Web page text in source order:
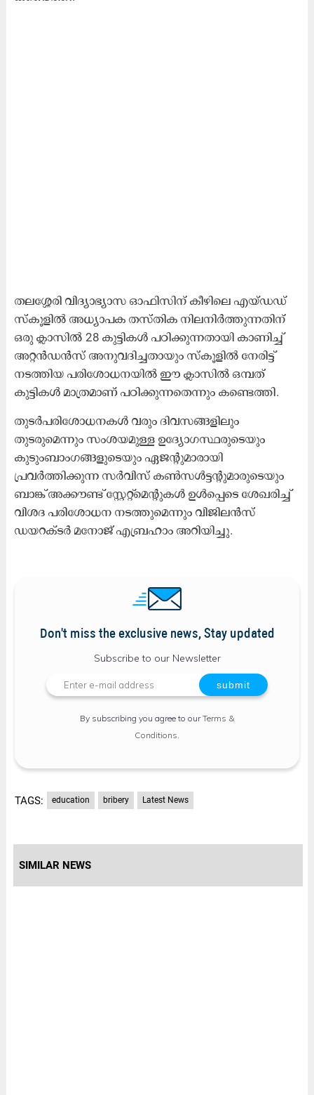
തലശ്ശേരി വിദ്യാഭ്യാസ ഓഫിസിന് കീഴിലെ എയ്ഡഡ്
സ്കൂളിൽ അധ്യാപക തസ്തിക നിലനിർത്തുന്നതിന്
ഒരു ക്ലാസിൽ 28 കുട്ടികൾ പഠിക്കുന്നതായി കാണിച്ച്
അറ്റൻഡൻസ് അനുവദിച്ചതായും സ്കൂളിൽ നേരിട്ട്
നടത്തിയ പരിശോധനയിൽ ഈ ക്ലാസിൽ ഒമ്പത്
കുട്ടികൾ മാത്രമാണ് പഠിക്കുന്നതെന്നും കണ്ടെത്തി.
തുടർപരിശോധനകൾ വരും ദിവസങ്ങളിലും
തുടരുമെന്നും സംശയമുള്ള ഉദ്യോഗസ്ഥരുടെയും
കുടുംബാംഗങ്ങളുടെയും ഏജന്‍റുമാരായി
പ്രവർത്തിക്കുന്ന സർവിസ് കൺസൾട്ടന്‍റുമാരുടെയും
ബാങ്ക് അക്കൗണ്ട് സ്റ്റേറ്റ്മെന്‍റുകൾ ഉൾപ്പെടെ ശേഖരിച്ച്
വിശദ പരിശോധന നടത്തുമെന്നും വിജിലൻസ്
ഡയറക്ടർ മനോജ് എബ്രഹാം അറിയിച്ചു.
Don't miss the exclusive news, Stay updated
Subscribe to our Newsletter
By subscribing you agree to ourTerms &
Conditions
TAGS: education bribery Latest News
SIMILAR NEWS